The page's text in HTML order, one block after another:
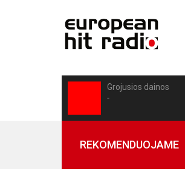
Grojusios dainos
-
REKOMENDUOJAME